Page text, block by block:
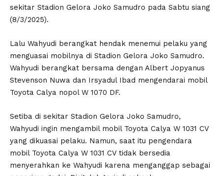
sekitar Stadion Gelora Joko Samudro pada Sabtu siang
(8/3/2025).
Lalu Wahyudi berangkat hendak menemui pelaku yang
menguasai mobilnya di Stadion Gelora Joko Samudro.
Wahyudi berangkat bersama dengan Albert Jopyanus
Stevenson Nuwa dan Irsyadul Ibad mengendarai mobil
Toyota Calya nopol W 1070 DF.
Setiba di sekitar Stadion Gelora Joko Samudro,
Wahyudi ingin mengambil mobil Toyota Calya W 1031 CV
yang dikuasai pelaku. Namun, saat itu pengendara
mobil Toyota Calya W 1031 CV tidak bersedia
menyerahkan ke Wahyudi karena menganggap sebagai